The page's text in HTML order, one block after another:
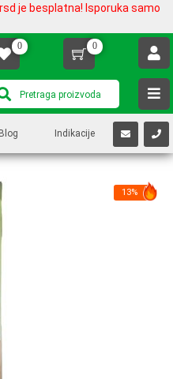
je besplatna! Isporuka samo
0 0
Blog Indikacije
13%